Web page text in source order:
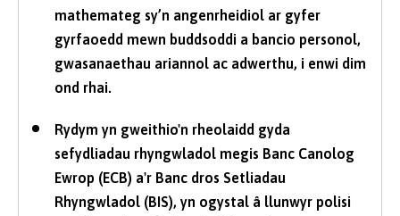
mathemateg sy’n angenrheidiol ar gyfer
gyrfaoedd mewn buddsoddi a bancio personol,
gwasanaethau ariannol ac adwerthu, i enwi dim
ond rhai.
Rydym yn gweithio'n rheolaidd gyda
sefydliadau rhyngwladol megis Banc Canolog
Ewrop (ECB) a'r Banc dros Setliadau
Rhyngwladol (BIS), yn ogystal â llunwyr polisi